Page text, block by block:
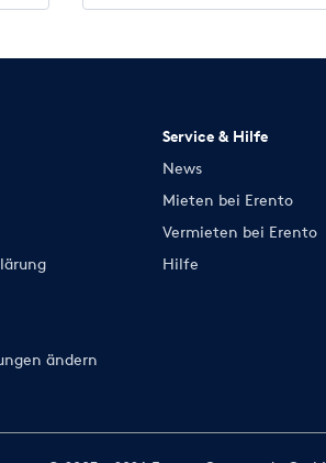
ändern
Service & Hilfe
News
Mieten bei Erento
Vermieten bei Erento
Hilfe